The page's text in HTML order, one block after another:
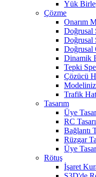
Yük
Çözme
Onarım
Doğrusal
Doğrusal
Doğrusal
Dinamik
Tepki
Çözücü
Trafik
Tasarım
Üye
RC
Bağlantı
Rüzgar
Üye
Rötuş
İşaret